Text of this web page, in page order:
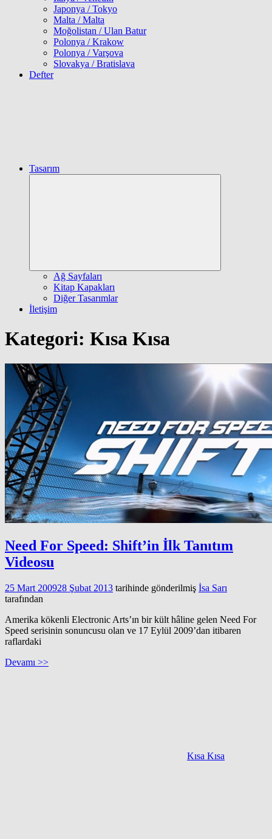
Japonya / Tokyo
Malta / Malta
Moğolistan / Ulan Batur
Polonya / Krakow
Polonya / Varşova
Slovakya / Bratislava
Defter
Tasarım
Ağ Sayfaları
Kitap Kapakları
Diğer Tasarımlar
İletişim
Kategori: Kısa Kısa
Need For Speed: Shift’in İlk Tanıtım
Videosu
25 Mart 200928 Şubat 2013 tarihinde gönderilmiş İsa Sarı
tarafından
Amerika kökenli Electronic Arts’ın bir kült hâline gelen Need For
Speed serisinin sonuncusu olan ve 17 Eylül 2009’dan itibaren
raflardaki
Devamı >>
Kısa Kısa